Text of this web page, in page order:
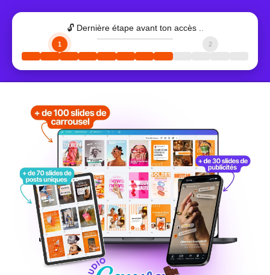
🔓 Dernière étape avant ton accès.
1 2